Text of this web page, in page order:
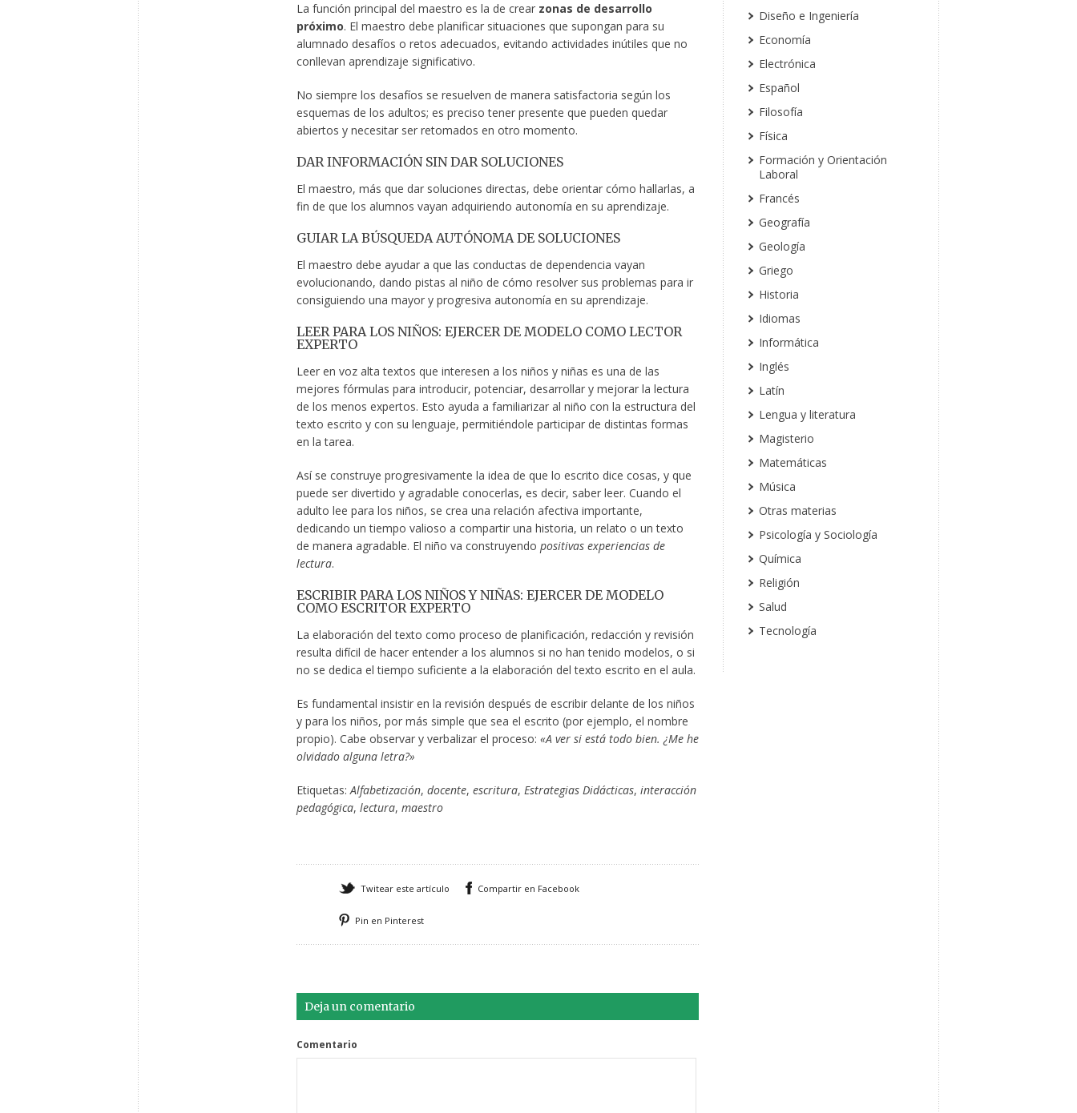
La función principal del maestro es la de crear zonas de desarrollo
próximo. El maestro debe planificar situaciones que supongan para su
alumnado desafíos o retos adecuados, evitando actividades inútiles que no
conllevan aprendizaje significativo.
No siempre los desafíos se resuelven de manera satisfactoria según los
esquemas de los adultos; es preciso tener presente que pueden quedar
abiertos y necesitar ser retomados en otro momento.
DAR INFORMACIÓN SIN DAR SOLUCIONES
El maestro, más que dar soluciones directas, debe orientar cómo hallarlas, a
fin de que los alumnos vayan adquiriendo autonomía en su aprendizaje.
GUIAR LA BÚSQUEDA AUTÓNOMA DE SOLUCIONES
El maestro debe ayudar a que las conductas de dependencia vayan
evolucionando, dando pistas al niño de cómo resolver sus problemas para ir
consiguiendo una mayor y progresiva autonomía en su aprendizaje.
LEER PARA LOS NIÑOS: EJERCER DE MODELO COMO LECTOR
EXPERTO
Leer en voz alta textos que interesen a los niños y niñas es una de las
mejores fórmulas para introducir, potenciar, desarrollar y mejorar la lectura
de los menos expertos. Esto ayuda a familiarizar al niño con la estructura del
texto escrito y con su lenguaje, permitiéndole participar de distintas formas
en la tarea.
Así se construye progresivamente la idea de que lo escrito dice cosas, y que
puede ser divertido y agradable conocerlas, es decir, saber leer. Cuando el
adulto lee para los niños, se crea una relación afectiva importante,
dedicando un tiempo valioso a compartir una historia, un relato o un texto
de manera agradable. El niño va construyendo positivas experiencias de
lectura.
ESCRIBIR PARA LOS NIÑOS Y NIÑAS: EJERCER DE MODELO
COMO ESCRITOR EXPERTO
La elaboración del texto como proceso de planificación, redacción y revisión
resulta difícil de hacer entender a los alumnos si no han tenido modelos, o si
no se dedica el tiempo suficiente a la elaboración del texto escrito en el aula.
Es fundamental insistir en la revisión después de escribir delante de los niños
y para los niños, por más simple que sea el escrito (por ejemplo, el nombre
propio). Cabe observar y verbalizar el proceso: «A ver si está todo bien. ¿Me he
olvidado alguna letra?»
Etiquetas:Alfabetización, docente, escritura, Estrategias Didácticas, interacción
pedagógica, lectura, maestro
Twitear este artículo Compartir en Facebook
Pin en Pinterest
Deja un comentario
Comentario
Diseño e Ingeniería
Economía
Electrónica
Español
Filosofía
Física
Formación y Orientación
Laboral
Francés
Geografía
Geología
Griego
Historia
Idiomas
Informática
Inglés
Latín
Lengua y literatura
Magisterio
Matemáticas
Música
Otras materias
Psicología y Sociología
Química
Religión
Salud
Tecnología